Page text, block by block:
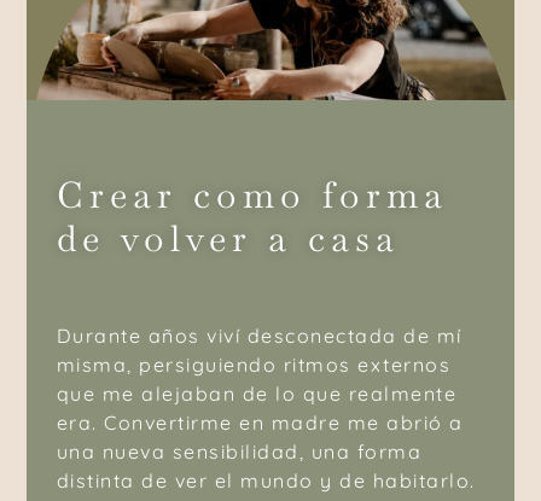
Crear como forma
de volver a casa
Durante años viví desconectada de mí
misma, persiguiendo ritmos externos
que me alejaban de lo que realmente
era. Convertirme en madre me abrió a
una nueva sensibilidad, una forma
distinta de ver el mundo y de habitarlo.